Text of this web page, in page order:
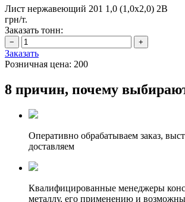
Лист нержавеющий 201 1,0 (1,0х2,0) 2В
грн/т.
Заказать тонн:
Заказать
Розничная цена: 200
8 причин, почему
Оперативно обрабатываем заказ,
доставляем
Квалифицированные менеджеры
металлу, его применению и